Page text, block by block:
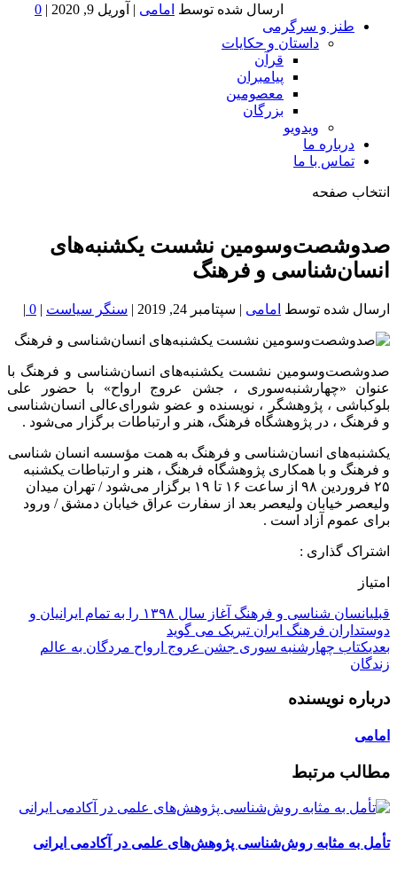
ارسال شده توسط امامی | آوریل 9, 2020 |
0
طنز و سرگرمی
داستان و حکایات
قرآن
پیامبران
معصومین
بزرگان
ویدویو
درباره ما
تماس با ما
انتخاب صفحه
خون
شمال
تهران
صدوشصت‌وسومین نشست یکشنبه‌های
انسان‌شناسی و فرهنگ
ارسال شده توسط امامی | سپتامبر 24, 2019 | سنگر سیاست |
0
|
صدوشصت‌وسومین نشست یکشنبه‌های انسان‌شناسی و فرهنگ با
عنوان «چهارشنبه‌سوری ، جشن عروج ارواح» با حضور علی
بلوکباشی ، پژوهشگر ، نویسنده و عضو شورای‌عالی انسان‌شناسی
و فرهنگ ، در پژوهشگاه فرهنگ، هنر و ارتباطات برگزار می‌شود .
یکشنبه‌های انسان‌شناسی و فرهنگ به همت مؤسسه انسان شناسی
و فرهنگ و با همکاری پژوهشگاه فرهنگ ، هنر و ارتباطات یکشنبه
۲۵ فروردین ۹۸ از ساعت ۱۶ تا ۱۹ برگزار می‌شود / تهران میدان
ولیعصر خیابان ولیعصر بعد از سفارت عراق خیابان دمشق / ورود
برای عموم آزاد است .
اشتراک گذاری :
امتیاز
قبلی
انسان شناسی و فرهنگ آغاز سال ۱۳۹۸ را به تمام ایرانیان و
دوستداران فرهنگ ایران تبریک می گوید
بعدیکتاب چهارشنبه سوری جشن عروج ارواح مردگان به عالم
زندگان
درباره نویسنده
امامی
مطالب مرتبط
تأمل به مثابه روش‌شناسی پژوهش‌های علمی در آکادمی ایرانی